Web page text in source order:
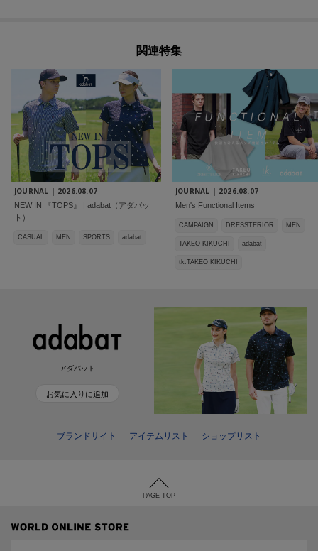
関連特集
JOURNAL | 2026.08.07
NEW IN 『TOPS』 | adabat（アダバッ
ト）
CASUAL MEN SPORTS adabat
JOURNAL | 2026.08.07
Men's Functional Items
CAMPAIGN DRESSTERIOR MEN
TAKEO KIKUCHI adabat
tk.TAKEO KIKUCHI
アダバット
お気に入りに追加
ブランドサイト アイテムリスト ショップリスト
PAGE TOP